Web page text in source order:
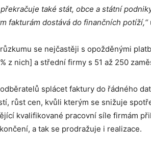
také stát, obce a státní
fakturám dostává do finančních potíží,“
se nejčastěji s opožděnými
z nich] a střední firmy s 51 až 250
splácet faktury do řádného
růst cen, kvůli kterým se snižuje
kvalifikované pracovní síle firmám
a tak se prodražuje i realizace.